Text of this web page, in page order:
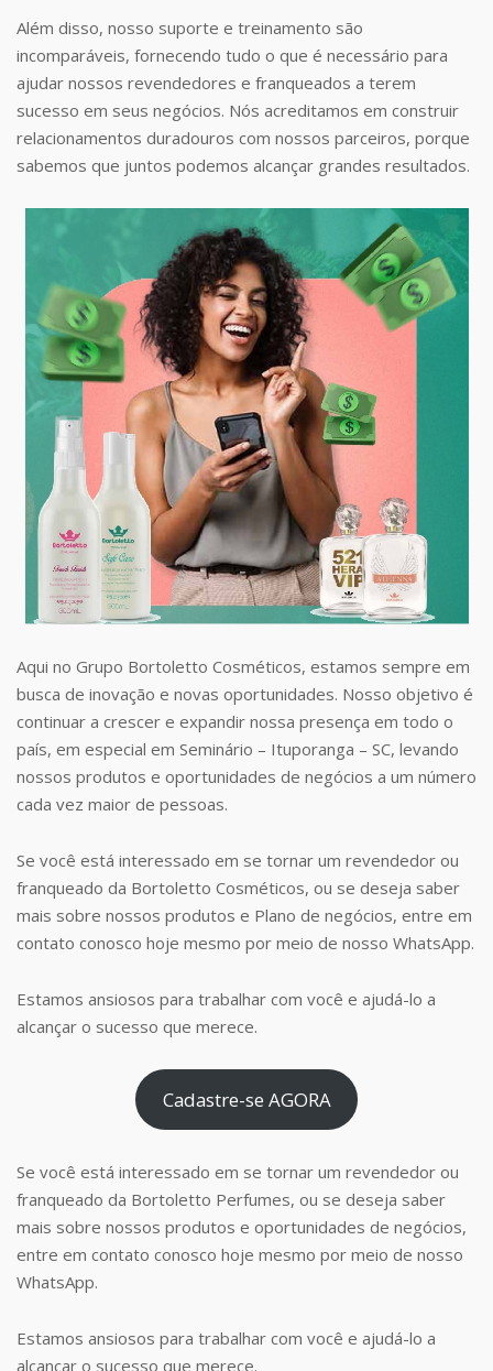
Além disso, nosso suporte e treinamento são
incomparáveis, fornecendo tudo o que é necessário para
ajudar nossos revendedores e franqueados a terem
sucesso em seus negócios. Nós acreditamos em construir
relacionamentos duradouros com nossos parceiros, porque
sabemos que juntos podemos alcançar grandes resultados.
Aqui no Grupo Bortoletto Cosméticos, estamos sempre em
busca de inovação e novas oportunidades. Nosso objetivo é
continuar a crescer e expandir nossa presença em todo o
país, em especial em Seminário – Ituporanga – SC, levando
nossos produtos e oportunidades de negócios a um número
cada vez maior de pessoas.
Se você está interessado em se tornar um revendedor ou
franqueado da Bortoletto Cosméticos, ou se deseja saber
mais sobre nossos produtos e Plano de negócios, entre em
contato conosco hoje mesmo por meio de nosso WhatsApp.
Estamos ansiosos para trabalhar com você e ajudá-lo a
alcançar o sucesso que merece.
Cadastre-se AGORA
Se você está interessado em se tornar um revendedor ou
franqueado da Bortoletto Perfumes, ou se deseja saber
mais sobre nossos produtos e oportunidades de negócios,
entre em contato conosco hoje mesmo por meio de nosso
WhatsApp.
Estamos ansiosos para trabalhar com você e ajudá-lo a
alcançar o sucesso que merece.